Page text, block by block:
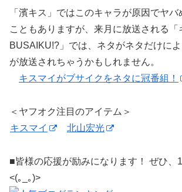
「濱キス」ではこのキャラが原因でヤ
こともありますが、来月に放送される「
BUSAIKU!?」では、ネタがネタだけに
が放送されちゃうかもしれません。
キスマイがブサイクをネタに冠番組！
＜ヤフオク注目のアイテム＞
キスマイ
北山宏光
■皆様の応援が励みになります！ ぜひ
<(｡_｡)>